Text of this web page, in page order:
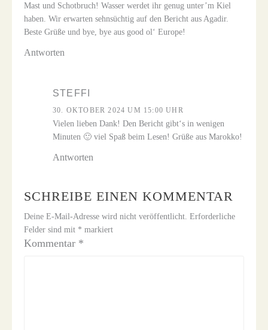
Mast und Schotbruch! Wasser werdet ihr genug unter’m Kiel
haben. Wir erwarten sehnsüchtig auf den Bericht aus Agadir.
Beste Grüße und bye, bye aus good ol‘ Europe!
Antworten
STEFFI
30. OKTOBER 2024 UM 15:00 UHR
Vielen lieben Dank! Den Bericht gibt‘s in wenigen
Minuten 🙂 viel Spaß beim Lesen! Grüße aus Marokko!
Antworten
SCHREIBE EINEN KOMMENTAR
Deine E-Mail-Adresse wird nicht veröffentlicht. Erforderliche
Felder sind mit * markiert
Kommentar *